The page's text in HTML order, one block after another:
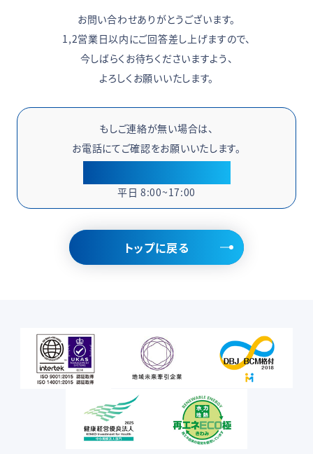
お問い合わせありがとうございます。
1,2営業日以内にご回答差し上げますので、
今しばらくお待ちくださいますよう、
よろしくお願いいたします。
もしご連絡が無い場合は、
お電話にてご確認をお願いいたします。
平日 8:00~17:00
トップに戻る